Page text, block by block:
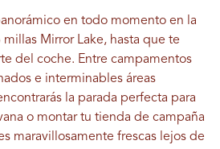
en todo momento en la
Mirror Lake, hasta que te
del coche. Entre campamentos
e interminables áreas
la parada perfecta para
o montar tu tienda de campaña
maravillosamente frescas lejos de